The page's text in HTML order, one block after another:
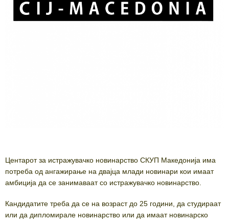
Центарот за истражувачко новинарство СКУП Македонија има
потреба од ангажирање на двајца млади новинари кои имаат
амбиција да се занимаваат со истражувачко новинарство.
Кандидатите треба да се на возраст до 25 години, да студираат
или да дипломирале новинарство или да имаат новинарско